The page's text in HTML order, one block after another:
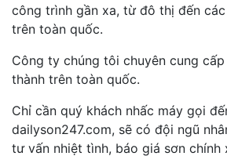
công trình gần xa, từ đô thị đến
trên toàn quốc.
Công ty chúng tôi chuyên cung
thành trên toàn quốc.
Chỉ cần quý khách nhấc máy gọi
dailyson247.com, sẽ có đội ngũ
tư vấn nhiệt tình, báo giá sơn chính